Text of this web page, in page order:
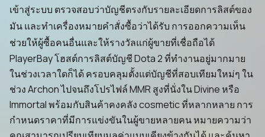
เข้าสู่ระบบ ตรวจสอบว่าบัญชีตรงกับรายละเอียดการลิสต์ของ
มัน และทำเครื่องหมายคำสั่งซื้อว่าได้รับ การออกความเห็น
ช่วยให้ผู้ซื้อคนอื่นและให้รางวัลแก่ผู้ขายที่เชื่อถือได้
PlayerBay โฮสต์การลิสต์บัญชี Dota 2 ที่ทำงานอยู่มากมาย
ในช่วงเวลาใดก็ได้ ครอบคลุมตั้งแต่บัญชีที่สอบเทียมใหม่ๆ ใน
ช่วง Archon ไปจนถึงโปรไฟล์ MMR สูงที่นั่งใน Divine หรือ
Immortal พร้อมกับสินค้าคงคลัง cosmetic ที่หลากหลาย การ
กำหนดราคาที่มีการแข่งขันในผู้ขายหลายคน หมายความว่า